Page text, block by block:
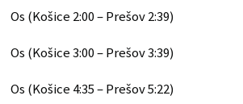
Os (Košice 2:00 – Prešov 2:39)
Os (Košice 3:00 – Prešov 3:39)
Os (Košice 4:35 – Prešov 5:22)